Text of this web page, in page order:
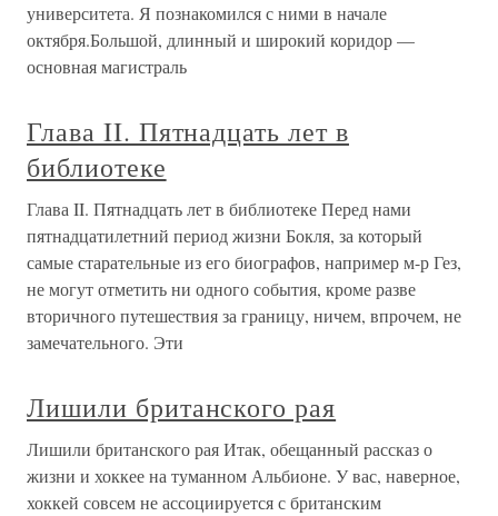
университета. Я познакомился с ними в начале
октября.Большой, длинный и широкий коридор —
основная магистраль
Глава II. Пятнадцать лет в
библиотеке
Глава II. Пятнадцать лет в библиотеке Перед нами
пятнадцатилетний период жизни Бокля, за который
самые старательные из его биографов, например м-р Гез,
не могут отметить ни одного события, кроме разве
вторичного путешествия за границу, ничем, впрочем, не
замечательного. Эти
Лишили британского рая
Лишили британского рая Итак, обещанный рассказ о
жизни и хоккее на туманном Альбионе. У вас, наверное,
хоккей совсем не ассоциируется с британским